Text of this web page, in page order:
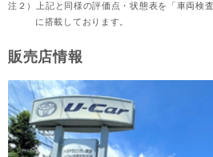
注２）
上記と同様の評価点・状態表を「車両検
に搭載しております。
販売店情報